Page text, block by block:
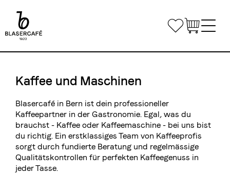
Inhalt
Bookmarks
navigation
Kleinunternehmen & Home Office
Mittlere- und Grossunternehmen
Gastronomie
Kaffee & Maschinen
Kontaktiere uns
Individuelle Lösungen
Private Label
Kaffeekurse
Kaffee und Maschinen
Blasercafé in Bern ist dein professioneller
Kaffeepartner in der Gastronomie. Egal, was du
brauchst - Kaffee oder Kaffeemaschine - bei uns bist
du richtig. Ein erstklassiges Team von Kaffeeprofis
sorgt durch fundierte Beratung und regelmässige
Qualitätskontrollen für perfekten Kaffeegenuss in
jeder Tasse.